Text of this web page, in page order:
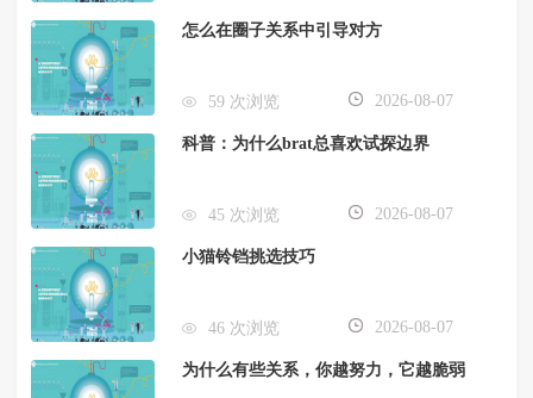
怎么在圈子关系中引导对方
59 次浏览 2026-08-07
科普：为什么brat总喜欢试探边界
45 次浏览 2026-08-07
小猫铃铛挑选技巧
46 次浏览 2026-08-07
为什么有些关系，你越努力，它越脆弱